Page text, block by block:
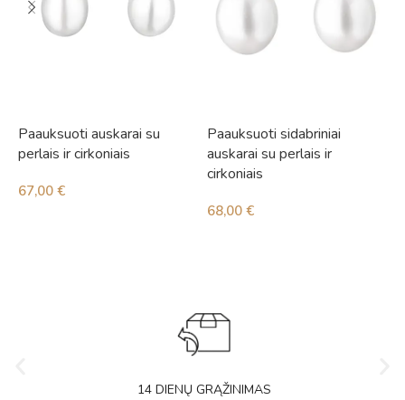
Paauksuoti auskarai su
perlais ir cirkoniais
67,00 €
Paauksuoti sidabriniai
auskarai su perlais ir
cirkoniais
68,00 €
14 DIENŲ GRĄŽINIMAS